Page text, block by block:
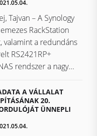
Tajvan – A Synology
RackStation
valamint a redundáns
RS2421RP+
rendszer a nagy...
A VÁLLALAT
20.
ÜNNEPLI